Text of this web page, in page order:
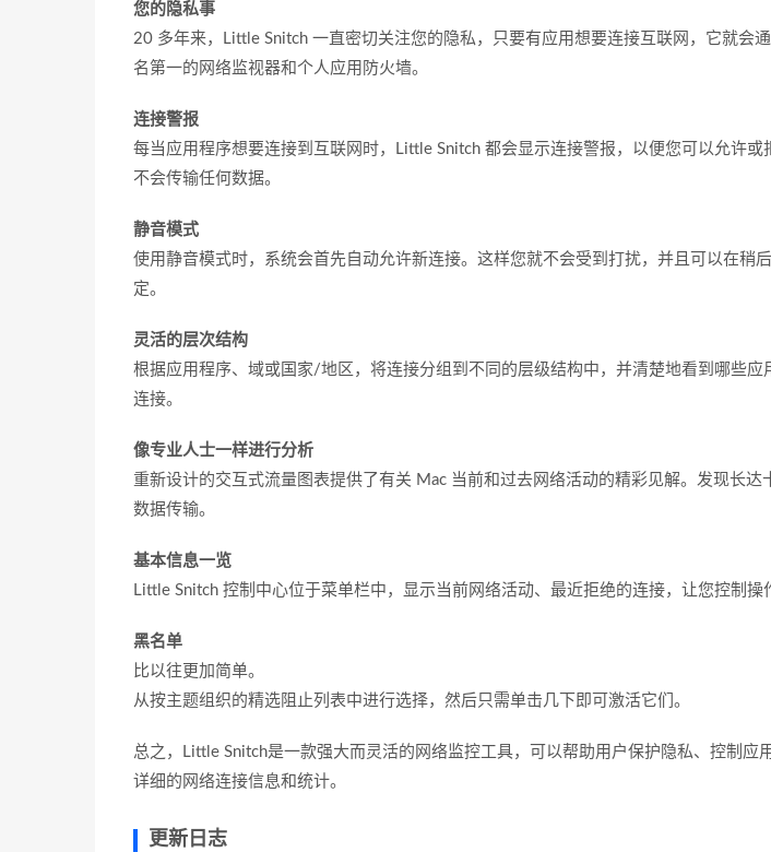
您的隐私事
20 多年来，Little Snitch 一直密切关注您的隐私，只要有应用想要连接互联网，它就会
名第一的网络监视器和个人应用防火墙。
连接警报
每当应用程序想要连接到互联网时，Little Snitch 都会显示连接警报，以便您可以允许或
不会传输任何数据。
静音模式
使用静音模式时，系统会首先自动允许新连接。这样您就不会受到打扰，并且可以在稍
定。
灵活的层次结构
根据应用程序、域或国家/地区，将连接分组到不同的层级结构中，并清楚地看到哪些应
连接。
像专业人士一样进行分析
重新设计的交互式流量图表提供了有关 Mac 当前和过去网络活动的精彩见解。发现长达
数据传输。
基本信息一览
Little Snitch 控制中心位于菜单栏中，显示当前网络活动、最近拒绝的连接，让您控制操
黑名单
比以往更加简单。
从按主题组织的精选阻止列表中进行选择，然后只需单击几下即可激活它们。
总之，Little Snitch是一款强大而灵活的网络监控工具，可以帮助用户保护隐私、控制应
详细的网络连接信息和统计。
更新日志